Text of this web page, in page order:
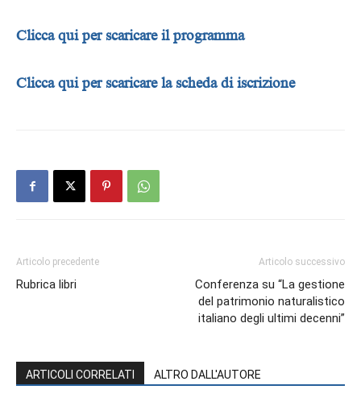
Clicca qui per scaricare il programma
Clicca qui per scaricare la scheda di iscrizione
Articolo precedente
Rubrica libri
Articolo successivo
Conferenza su “La gestione
del patrimonio naturalistico
italiano degli ultimi decenni”
ARTICOLI CORRELATI ALTRO DALL'AUTORE